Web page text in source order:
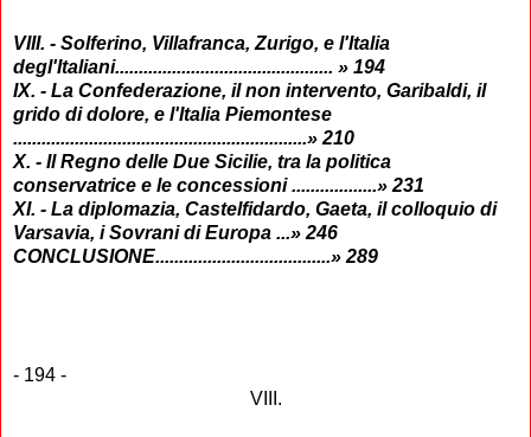
VIII. - Solferino, Villafranca, Zurigo, e l'Italia
degl'Italiani.............................................. » 194
IX. - La Confederazione, il non intervento, Garibaldi, il
grido di dolore, e l'Italia Piemontese
..............................................................» 210
X. - Il Regno delle Due Sicilie, tra la politica
conservatrice e le concessioni..................» 231
XI. - La diplomazia, Castelfidardo, Gaeta, il colloquio di
Varsavia, i Sovrani di Europa ...» 246
CONCLUSIONE.....................................» 289
- 194 -
VIII.